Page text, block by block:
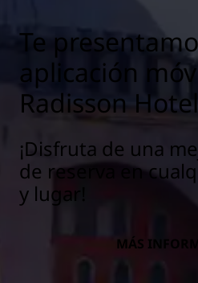
Te
aplicación
Radisson
¡Disfruta de una
de reserva en
y lugar!
MÁS